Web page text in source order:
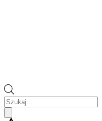
Wyszukiwarka
produktów